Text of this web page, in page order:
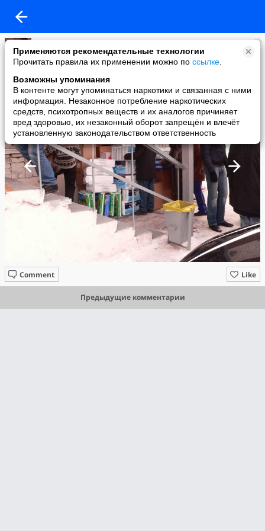
Применяются рекомендательные технологии
Прочитать правила их применении можно по ссылке
Возможны упоминания
В контенте могут упоминаться наркотики и связанная с ними
информация. Незаконное потребление наркотических
средств, психотропных веществ и их аналогов причиняет
вред здоровью, их незаконный оборот запрещён и влечёт
установленную законодательством ответственность
гарик
added a photo
22 Dec в 22:35
Like
Comment
Предыдущие комментарии